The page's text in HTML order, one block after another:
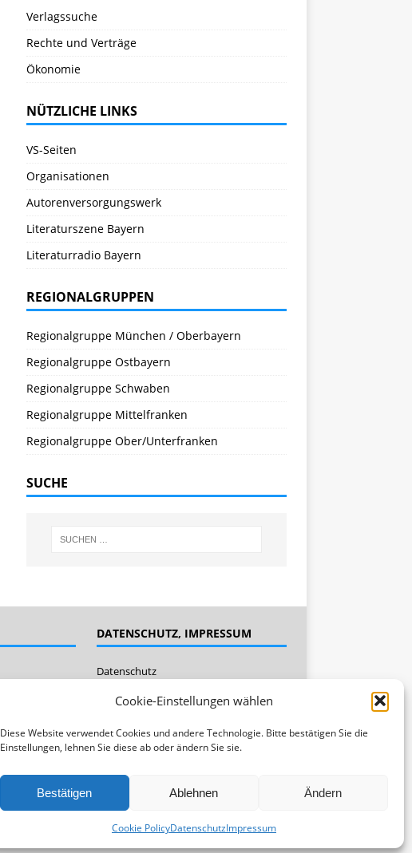
Cookie-Einstellungen wählen
Diese Website verwendet Cookies und andere Technologie. Bitte bestätigen Sie die
Einstellungen, lehnen Sie diese ab oder ändern Sie sie.
Bestätigen Ablehnen Ändern
Cookie PolicyDatenschutzImpressum
Verlagssuche
Rechte und Verträge
Ökonomie
NÜTZLICHE LINKS
VS-Seiten
Organisationen
Autorenversorgungswerk
Literaturszene Bayern
Literaturradio Bayern
REGIONALGRUPPEN
Regionalgruppe München / Oberbayern
Regionalgruppe Ostbayern
Regionalgruppe Schwaben
Regionalgruppe Mittelfranken
Regionalgruppe Ober/Unterfranken
SUCHE
DATENSCHUTZ, IMPRESSUM
Datenschutz
Impressum